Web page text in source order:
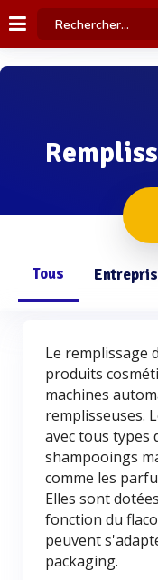
Tous
Le remplissage
produits
machines
remplisseuses.
avec tous types
shampooings
comme les
Elles sont
fonction du
peuvent
packaging.